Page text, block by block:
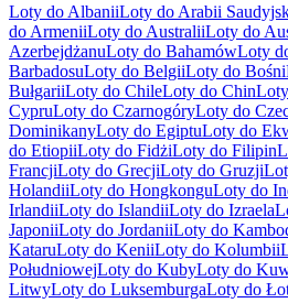
Loty do AlbaniiLoty do Arabii
do ArmeniiLoty do AustraliiLoty do
AzerbejdżanuLoty do BahamówLoty
BarbadosuLoty do BelgiiLoty do Bośni
BułgariiLoty do ChileLoty do Chin
CypruLoty do CzarnogóryLoty do
DominikanyLoty do EgiptuLoty do
do EtiopiiLoty do FidżiLoty do Filipin
FrancjiLoty do GrecjiLoty do Gruzji
HolandiiLoty do HongkonguLoty do
IrlandiiLoty do IslandiiLoty do Izraela
JaponiiLoty do JordaniiLoty do
KataruLoty do KeniiLoty do Kolumbii
PołudniowejLoty do KubyLoty do
LitwyLoty do LuksemburgaLoty do